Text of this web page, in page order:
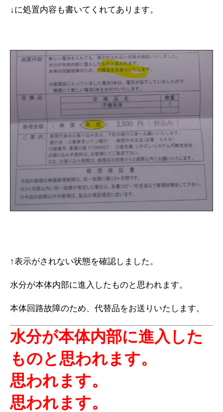
↓に処置内容も書いてくれてあります。
↑表示がされない状態を確認しました。
水分が本体内部に進入したものと思われます。
本体回路故障のため、代替品をお送りいたします。
水分が本体内部に進入した
ものと思われます。
思われます。
思われます。